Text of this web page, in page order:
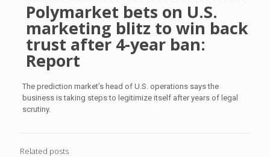
Polymarket bets on U.S.
marketing blitz to win back
trust after 4-year ban:
Report
The prediction market’s head of U.S. operations says the
business is taking steps to legitimize itself after years of legal
scrutiny.
Related posts